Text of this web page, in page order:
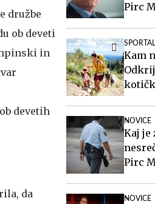
družbe
ob deveti
in
devetih
da
Pirc
SPORTAL
Kam
NOVICE
Kaj je
Pirc
NOVICE